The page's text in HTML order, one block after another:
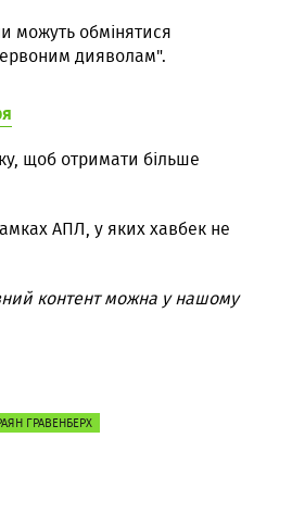
можуть обмінятися
дияволам".
щоб отримати більше
АПЛ, у яких хавбек не
контент можна у нашому
ГРАВЕНБЕРХ